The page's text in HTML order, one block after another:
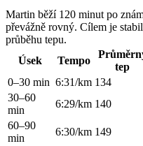
Martin běží 120 minut po
převážně rovný. Cílem je
průběhu tepu.
Úsek
Tempo
tep
0–30 min 6:31/km 134
30–60
min
6:29/km 140
60–90
min
6:30/km 149